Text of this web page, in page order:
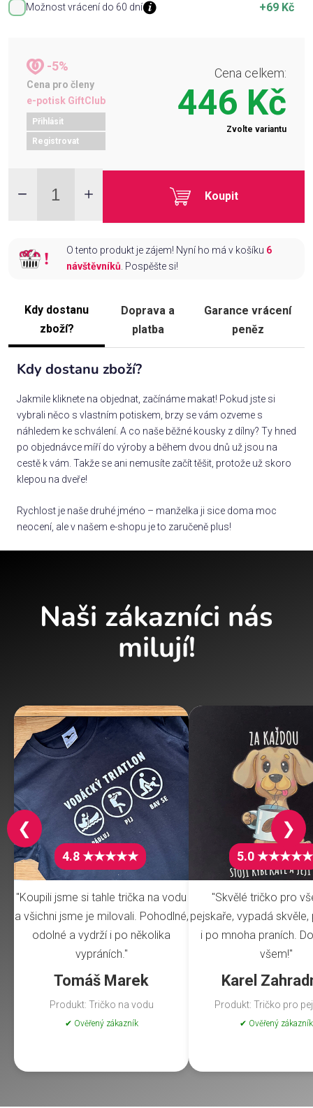
Možnost vrácení do 60 dní +69 Kč
-5%
Cena pro členy
e-potisk GiftClub
Přihlásit
Registrovat
Cena celkem:
446 Kč
Zvolte variantu
Koupit
O tento produkt je zájem! Nyní ho má v košíku 6
návštěvníků. Pospěšte si!
Kdy dostanu
zboží?
Doprava a
platba
Garance vrácení
peněz
Kdy dostanu zboží?
Jakmile kliknete na objednat, začínáme makat! Pokud jste si
vybrali něco s vlastním potiskem, brzy se vám ozveme s
náhledem ke schválení. A co naše běžné kousky z dílny? Ty hned
po objednávce míří do výroby a během dvou dnů už jsou na
cestě k vám. Takže se ani nemusíte začít těšit, protože už skoro
klepou na dveře!
Rychlost je naše druhé jméno – manželka ji sice doma moc
neocení, ale v našem e-shopu je to zaručeně plus!
Naši zákazníci nás
milují!
4.8 ★★★★★
"Koupili jsme si tahle trička na vodu
a všichni jsme je milovali. Pohodlné,
odolné a vydrží i po několika
vypráních."
Tomáš Marek
Produkt: Tričko na vodu
✔ Ověřený zákazník
5.0 ★★★★★
"Skvělé tričko pro
pejskaře, vypadá
i po mnoha praních.
všem!"
Karel
Produkt: Tričko pro
✔ Ověřený zákazník
❮ ❯